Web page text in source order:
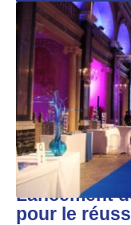
Lancement
pour le